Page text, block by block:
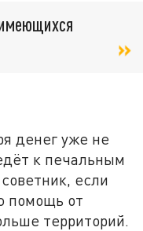
денег уже не
к печальным
если
помощь от
территорий.